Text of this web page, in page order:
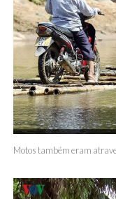
Motos também eram